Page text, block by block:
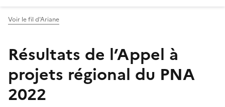
Voir le fil d'Ariane
Résultats de l’Appel à
projets régional du PNA
2022